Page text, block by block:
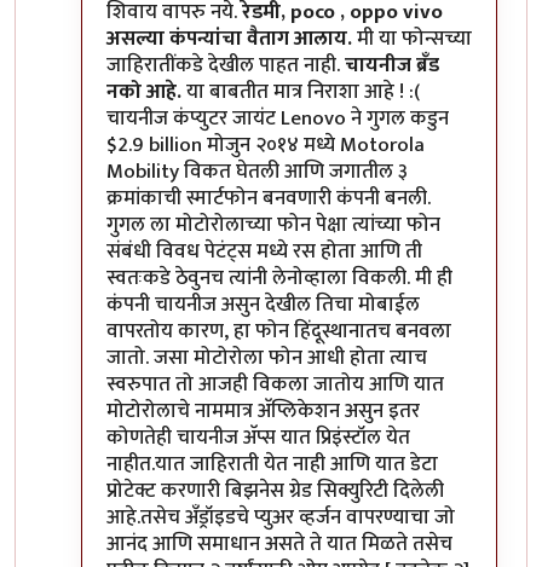
शिवाय वापरु नये.रेडमी, poco , oppo vivo
असल्या कंपन्यांचा वैताग आलाय.मी या फोन्सच्या
जाहिरातींकडे देखील पाहत नाही.चायनीज ब्रँड
नको आहे.या बाबतीत मात्र निराशा आहे ! :(
चायनीज कंप्युटर जायंट Lenovo ने गुगल कडुन
$2.9 billion मोजुन २०१४ मध्ये Motorola
Mobility विकत घेतली आणि जगातील ३
क्रमांकाची स्मार्टफोन बनवणारी कंपनी बनली.
गुगल ला मोटोरोलाच्या फोन पेक्षा त्यांच्या फोन
संबंधी विवध पेटंट्स मध्ये रस होता आणि ती
स्वतःकडे ठेवुनच त्यांनी लेनोव्हाला विकली. मी ही
कंपनी चायनीज असुन देखील तिचा मोबाईल
वापरतोय कारण, हा फोन हिंदूस्थानातच बनवला
जातो. जसा मोटोरोला फोन आधी होता त्याच
स्वरुपात तो आजही विकला जातोय आणि यात
मोटोरोलाचे नाममात्र अ‍ॅप्लिकेशन असुन इतर
कोणतेही चायनीज अ‍ॅप्स यात प्रिइंस्टॉल येत
नाहीत.यात जाहिराती येत नाही आणि यात डेटा
प्रोटेक्ट करणारी बिझनेस ग्रेड सिक्युरिटी दिलेली
आहे.तसेच अँड्रॉइडचे प्युअर व्हर्जन वापरण्याचा जो
आनंद आणि समाधान असते ते यात मिळते तसेच